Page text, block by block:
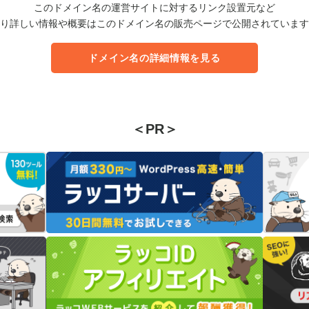
このドメイン名の運営サイトに対するリンク設置元など
詳しい情報や概要はこのドメイン名の販売ページで公開されていま
ドメイン名の詳細情報を見る
＜PR＞